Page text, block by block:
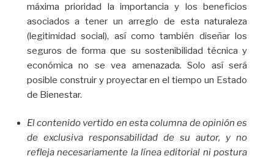
máxima prioridad la importancia y los beneficios
asociados a tener un arreglo de esta naturaleza
(legitimidad social), así como también diseñar los
seguros de forma que su sostenibilidad técnica y
económica no se vea amenazada. Solo así será
posible construir y proyectar en el tiempo un Estado
de Bienestar.
El contenido vertido en esta columna de opinión es
de exclusiva responsabilidad de su autor, y no
refleja necesariamente la línea editorial ni postura